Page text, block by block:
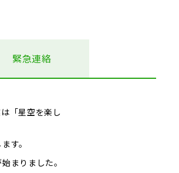
緊急連絡
「星空を楽し
す。
まりました。